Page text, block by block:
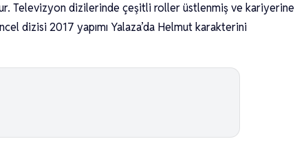
Televizyon dizilerinde çeşitli roller üstlenmiş ve kariyerine
dizisi 2017 yapımı Yalaza’da Helmut karakterini